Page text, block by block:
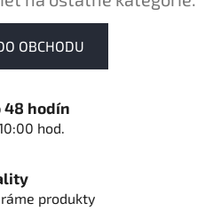
OBCHODU
48 hodín
hod.
produkty